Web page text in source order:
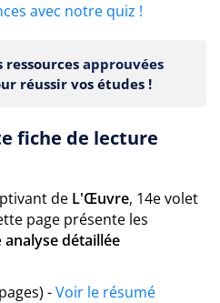
avec notre quiz !
approuvées
réussir vos études !
fiche de lecture
de L'Œuvre, 14e volet
page présente les
analyse détaillée
-Voir le résumé